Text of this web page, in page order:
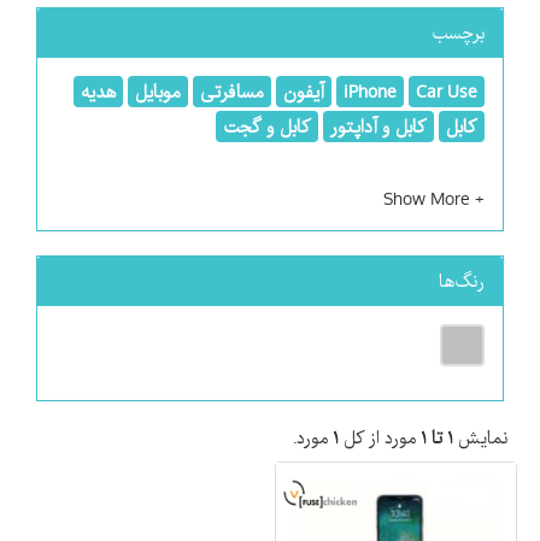
برچسب
Car Use
iPhone آیفون مسافرتی موبایل
هدیه
کابل
کابل و آداپتور کابل و گجت
رنگ‌ها
نمایش ۱ تا ۱ مورد از کل ۱ مورد.